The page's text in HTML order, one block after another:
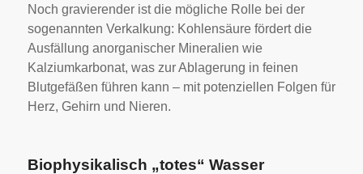
Noch gravierender ist die mögliche Rolle bei der
sogenannten Verkalkung: Kohlensäure fördert die
Ausfällung anorganischer Mineralien wie
Kalziumkarbonat, was zur Ablagerung in feinen
Blutgefäßen führen kann – mit potenziellen Folgen für
Herz, Gehirn und Nieren.
Biophysikalisch „totes“ Wasser